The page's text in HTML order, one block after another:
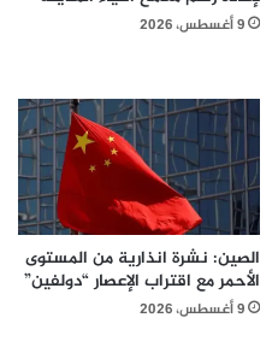
9 أغسطس، 2026
الصين: نشرة انذارية من المستوى
الأحمر مع اقتراب الإعصار “دولفين”
9 أغسطس، 2026